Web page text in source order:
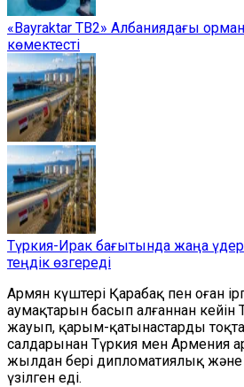
«Bayraktar TB2» Албаниядағы
көмектесті
Түркия-Ирак бағытында жаңа
теңдік өзгереді
Армян күштері Қарабақ пен оған
аумақтарын басып алғаннан
жауып, қарым-қатынастарды
салдарынан Түркия мен Армения
жылдан бері дипломатиялық және
үзілген еді.